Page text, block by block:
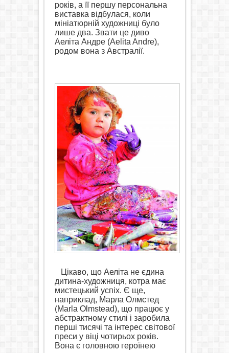
років, а її першу персональна
виставка відбулася, коли
мініатюрній художниці було
лише два. Звати це диво
Аеліта Андре (Aelita Andre),
родом вона з Австралії.
Цікаво, що Аеліта не єдина
дитина-художниця, котра має
мистецький успіх. Є ще,
наприклад, Марла Олмстед
(Marla Olmstead), що працює у
абстрактному стилі і заробила
перші тисячі та інтерес світової
преси у віці чотирьох років.
Вона є головною героїнею